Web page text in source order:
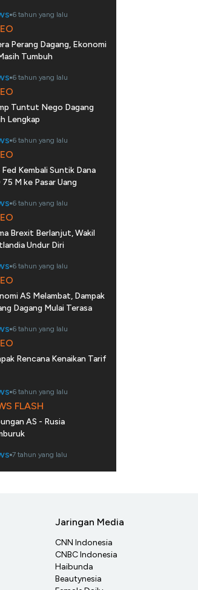
6 tahun yang lalu
Perang Dagang, Ekonomi
Tumbuh
6 tahun yang lalu
Tuntut Nego Dagang
Lengkap
6 tahun yang lalu
Kembali Suntik Dana
75 M ke Pasar Uang
6 tahun yang lalu
Brexit Berlanjut, Wakil
Undur Diri
6 tahun yang lalu
AS Melambat, Dampak
Dagang Mulai Terasa
6 tahun yang lalu
Rencana Kenaikan Tarif
6 tahun yang lalu
FLASH
AS - Rusia
7 tahun yang lalu
Jaringan Media
CNN Indonesia
CNBC Indonesia
Haibunda
Beautynesia